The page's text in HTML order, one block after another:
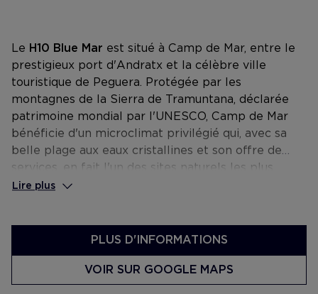
Le H10 Blue Mar est situé à Camp de Mar, entre le
prestigieux port d'Andratx et la célèbre ville
touristique de Peguera. Protégée par les
montagnes de la Sierra de Tramuntana, déclarée
patrimoine mondial par l'UNESCO, Camp de Mar
bénéficie d'un microclimat privilégié qui, avec sa
belle plage aux eaux cristallines et son offre de
services, en fait l'un des sites naturels les plus
idylliques de Majorque.
Lire plus
PLUS D'INFORMATIONS
VOIR SUR GOOGLE MAPS